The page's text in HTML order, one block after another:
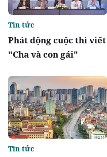
Phát động cuộc thi viết
"Cha và con gái"
Tin tức
Tin tức